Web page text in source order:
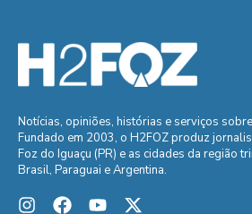
Notícias, opiniões, histórias e serviços
Fundado em 2003, o H2FOZ produz
Foz do Iguaçu (PR) e as cidades da região
Brasil, Paraguai e Argentina.